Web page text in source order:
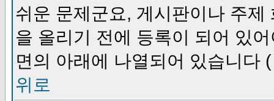
쉬운 문제군요, 게시판이나 주
을 올리기 전에 등록이 되어 있
면의 아래에 나열되어 있습니다 (
위로